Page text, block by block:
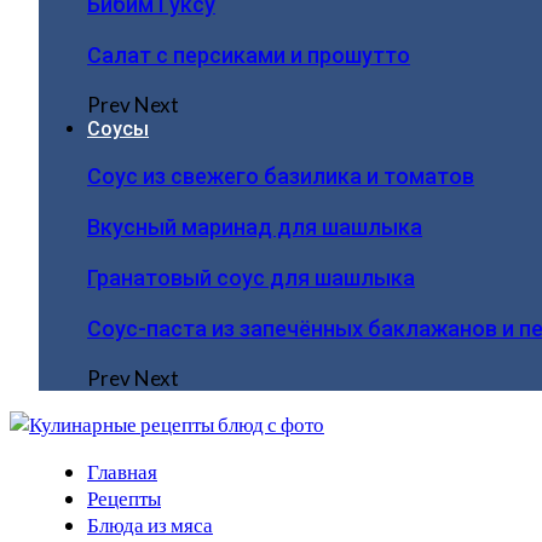
Салат с персиками и прошутто
PrevNext
Соусы
Соус из свежего базилика и томатов
Вкусный маринад для шашлыка
Гранатовый соус для шашлыка
Соус-паста из запечённых баклажанов и
PrevNext
Главная
Рецепты
Блюда из мяса